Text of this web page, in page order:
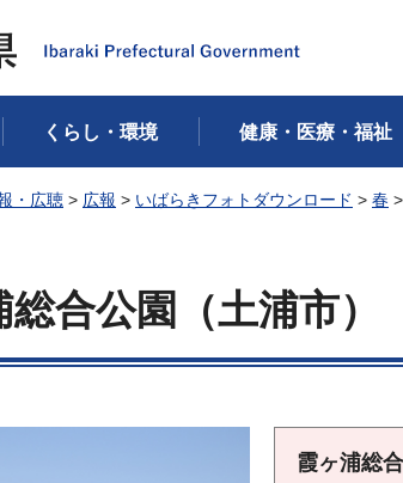
くらし・環境 健康・医療・福祉
・広聴 > 広報 > いばらきフォトダウンロード > 春
合公園（土浦市）
霞ヶ浦総